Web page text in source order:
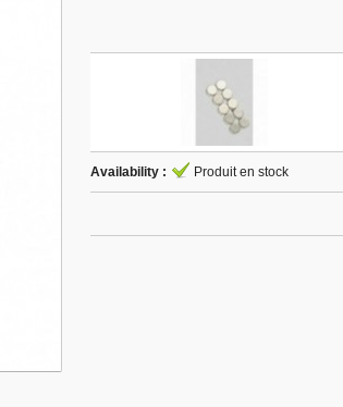
Availability : Produit en stock